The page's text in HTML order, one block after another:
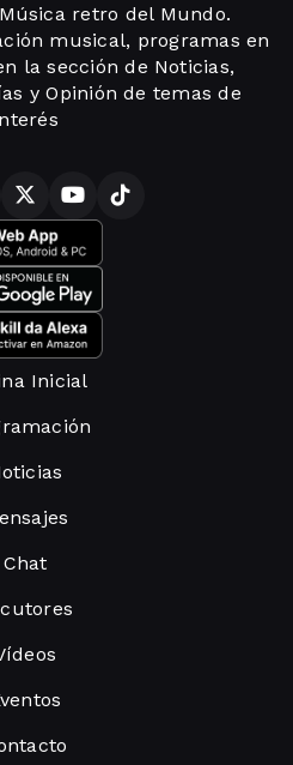
retro del Mundo.
musical, programas en
la sección de Noticias,
y Opinión de temas de
Inicial
Chat